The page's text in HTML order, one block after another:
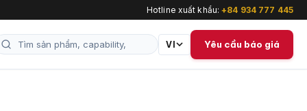
Hotline xuất khẩu:+84 934 777 445
VI Yêu cầu báo giá